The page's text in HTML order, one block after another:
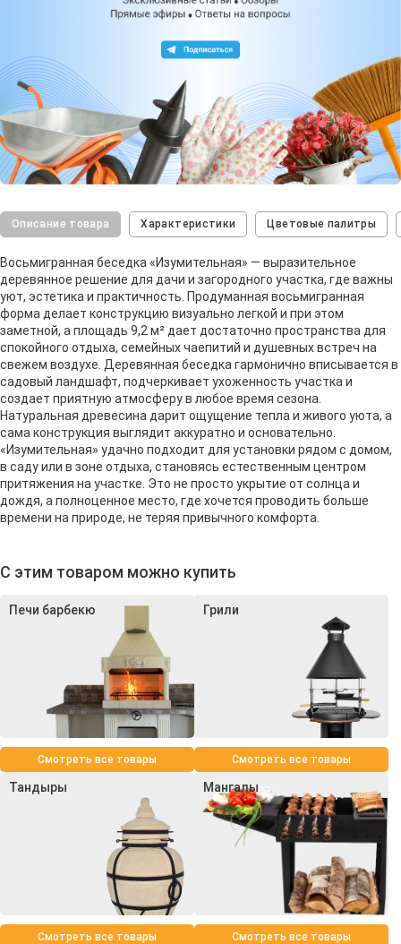
Описание товара Характеристики Цветовые палитры
Восьмигранная беседка «Изумительная» — выразительное
деревянное решение для дачи и загородного участка, где важны
уют, эстетика и практичность. Продуманная восьмигранная
форма делает конструкцию визуально легкой и при этом
заметной, а площадь 9,2 м² дает достаточно пространства для
спокойного отдыха, семейных чаепитий и душевных встреч на
свежем воздухе. Деревянная беседка гармонично вписывается в
садовый ландшафт, подчеркивает ухоженность участка и
создает приятную атмосферу в любое время сезона.
Натуральная древесина дарит ощущение тепла и живого уюта, а
сама конструкция выглядит аккуратно и основательно.
«Изумительная» удачно подходит для установки рядом с домом,
в саду или в зоне отдыха, становясь естественным центром
притяжения на участке. Это не просто укрытие от солнца и
дождя, а полноценное место, где хочется проводить больше
времени на природе, не теряя привычного комфорта.
С этим товаром можно купить
Печи барбекю
Смотреть все товары
Грили
Смотреть все товары
Тандыры
Смотреть все товары
Мангалы
Смотреть все товары